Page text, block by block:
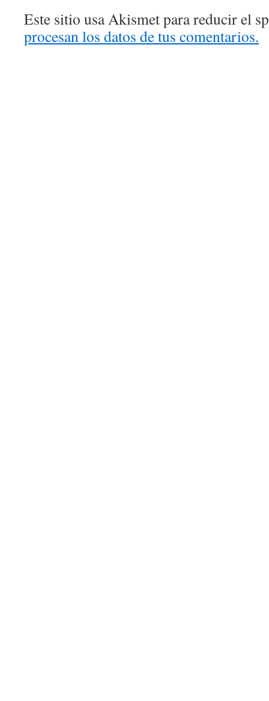
Este sitio usa Akismet para reducir el
procesan los datos de tus comentarios.